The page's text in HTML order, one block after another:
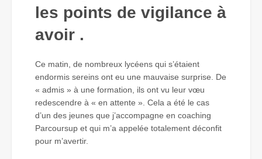
les points de vigilance à
avoir .
Ce matin, de nombreux lycéens qui s’étaient
endormis sereins ont eu une mauvaise surprise. De
« admis » à une formation, ils ont vu leur vœu
redescendre à « en attente ». Cela a été le cas
d’un des jeunes que j’accompagne en coaching
Parcoursup et qui m’a appelée totalement déconfit
pour m’avertir.